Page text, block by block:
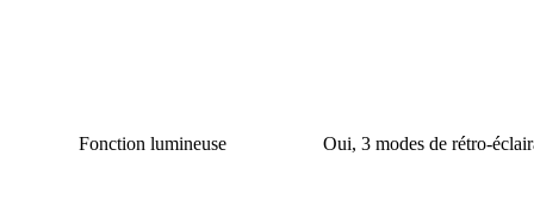
Fonction lumineuse Oui, 3 modes de rétro-